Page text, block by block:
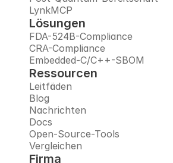
LynkMCP
Lösungen
FDA-524B-Compliance
CRA-Compliance
Embedded-C/C++-SBOM
Ressourcen
Leitfäden
Blog
Nachrichten
Docs
Open-Source-Tools
Vergleichen
Firma